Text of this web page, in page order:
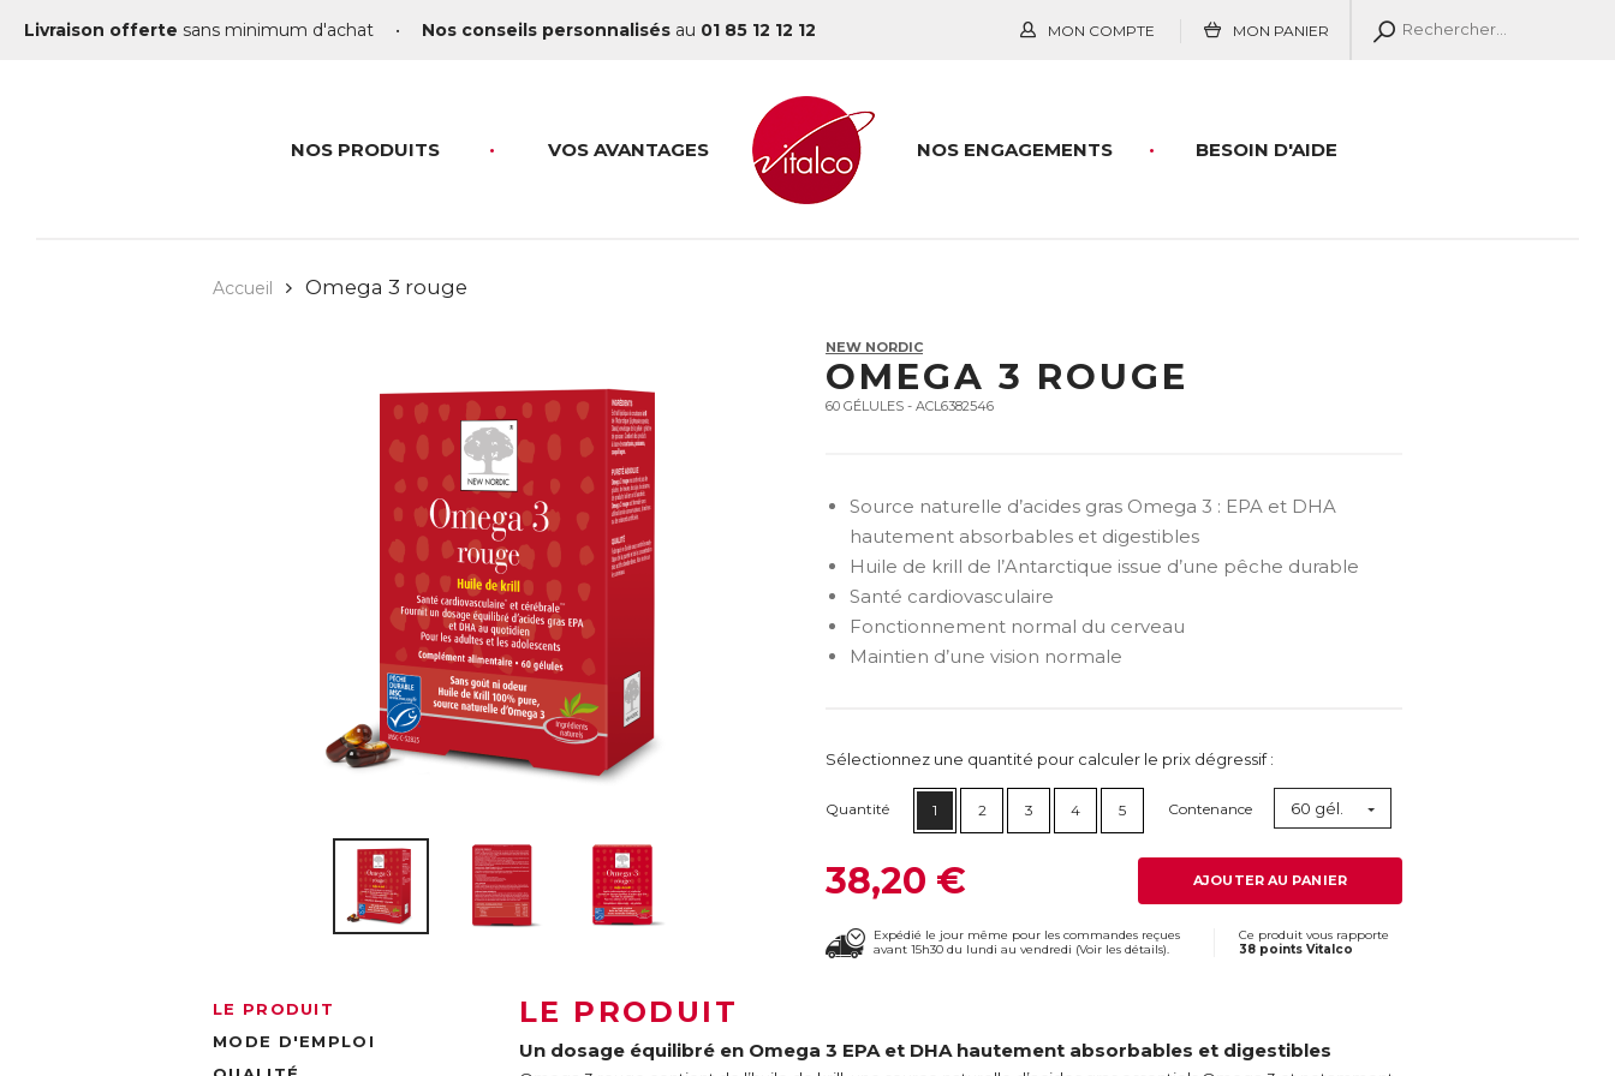
Livraison offerte sans minimum d'achat • Nos conseils personnalisés au 01 85 12 12 12 MON COMPTE MON PANIER
NOS PRODUITS VOS AVANTAGES BESOIN D'AIDE
NOS ENGAGEMENTS
Accueil Omega 3 rouge
NEW NORDIC
OMEGA 3 ROUGE
60 GÉLULES - ACL6382546
Source naturelle d’acides gras Omega 3 : EPA et DHA
hautement absorbables et digestibles
Huile de krill de l’Antarctique issue d’une pêche durable
Santé cardiovasculaire
Fonctionnement normal du cerveau
Maintien d’une vision normale
Sélectionnez une quantité pour calculer le prix dégressif :
Quantité 1 2 3 4 5 Contenance 60 gél.
38,20 € AJOUTER AU PANIER
Expédié le jour même pour les commandes reçues
avant 15h30 du lundi au vendredi (Voir les détails).
Ce produit vous rapporte
38 points Vitalco
LE PRODUIT
MODE D'EMPLOI
LE PRODUIT
Un dosage équilibré en Omega 3 EPA et DHA hautement absorbables et digestibles